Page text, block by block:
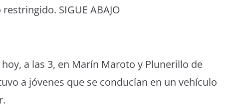
SIGUE ABAJO
a las 3, en Marín Maroto y Plunerillo de
a jóvenes que se conducían en un vehículo